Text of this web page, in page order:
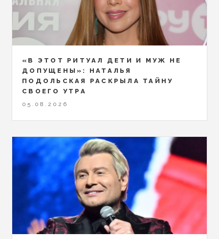
«В ЭТОТ РИТУАЛ ДЕТИ И МУЖ НЕ
ДОПУЩЕНЫ»: НАТАЛЬЯ
ПОДОЛЬСКАЯ РАСКРЫЛА ТАЙНУ
СВОЕГО УТРА
05.08.2026